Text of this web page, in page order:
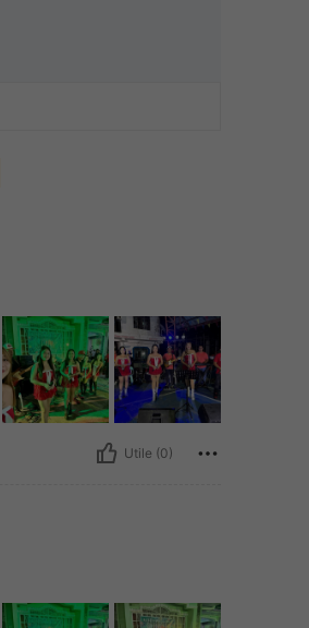
Utile (0)